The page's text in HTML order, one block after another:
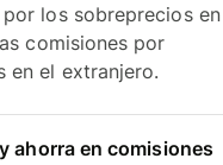
los sobreprecios en
comisiones por
en el extranjero.
ahorra en comisiones